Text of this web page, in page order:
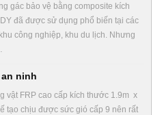
gác bảo vệ bằng composite kích
đã được sử dụng phổ biến tại các
công nghiệp, khu du lịch. Nhưng
ninh
vật FRP cao cấp kích thước 1.9m x
tạo chịu được sức gió cấp 9 nên rất